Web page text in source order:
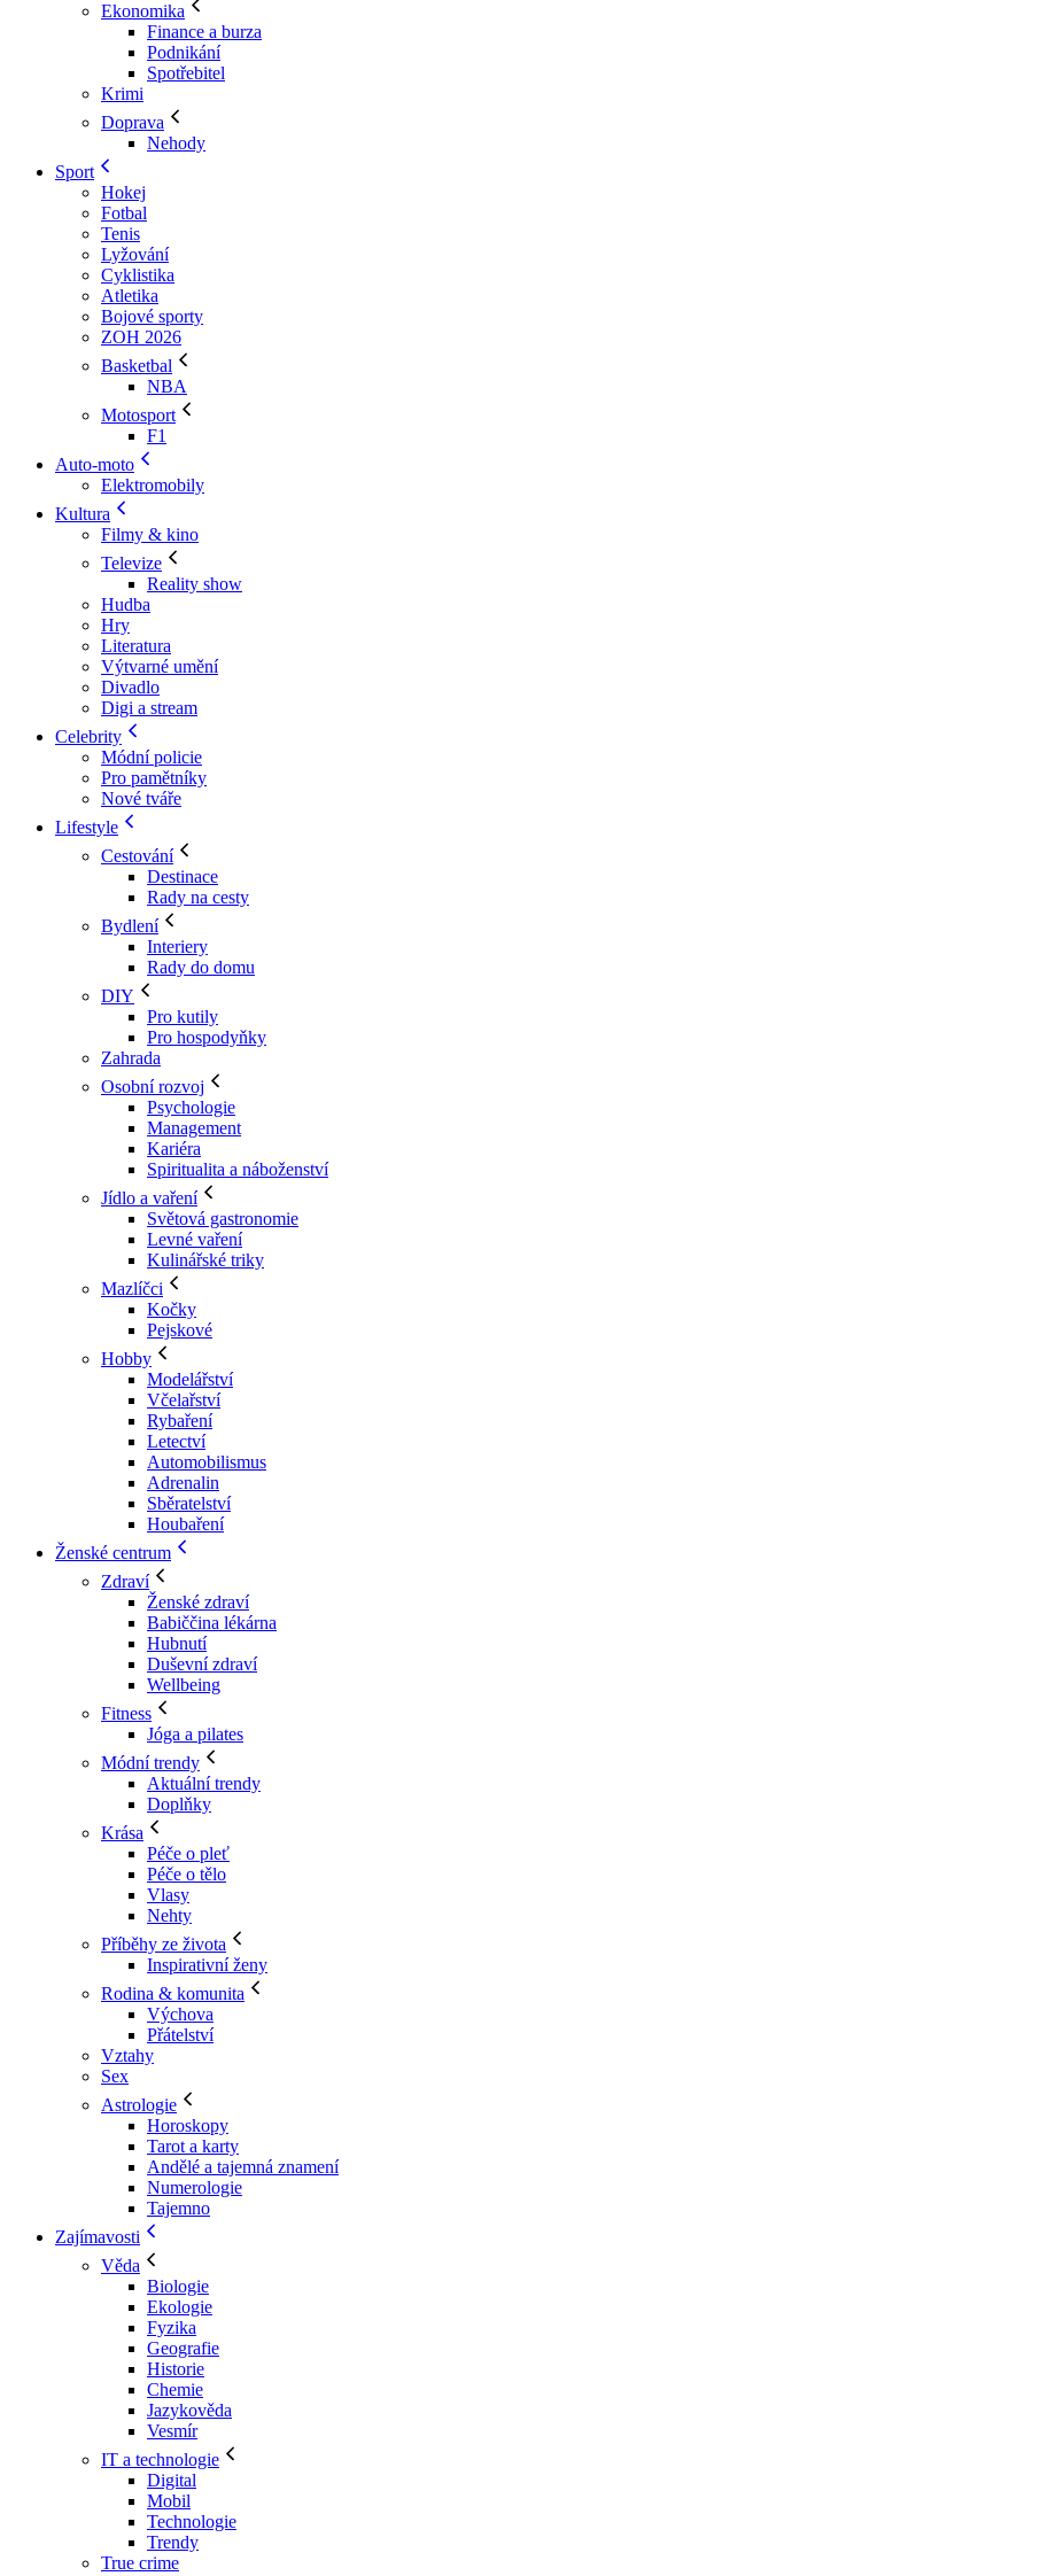
Ekonomika
Finance a burza
Podnikání
Spotřebitel
Krimi
Doprava
Nehody
Sport
Hokej
Fotbal
Tenis
Lyžování
Cyklistika
Atletika
Bojové sporty
ZOH 2026
Basketbal
NBA
Motosport
F1
Auto-moto
Elektromobily
Kultura
Filmy & kino
Televize
Reality show
Hudba
Hry
Literatura
Výtvarné umění
Divadlo
Digi a stream
Celebrity
Módní policie
Pro pamětníky
Nové tváře
Lifestyle
Cestování
Destinace
Rady na cesty
Bydlení
Interiery
Rady do domu
DIY
Pro kutily
Pro hospodyňky
Zahrada
Osobní rozvoj
Psychologie
Management
Kariéra
Spiritualita a náboženství
Jídlo a vaření
Světová gastronomie
Levné vaření
Kulinářské triky
Mazlíčci
Kočky
Pejskové
Hobby
Modelářství
Včelařství
Rybaření
Letectví
Automobilismus
Adrenalin
Sběratelství
Houbaření
Ženské centrum
Zdraví
Ženské zdraví
Babiččina lékárna
Hubnutí
Duševní zdraví
Wellbeing
Fitness
Jóga a pilates
Módní trendy
Aktuální trendy
Doplňky
Krása
Péče o pleť
Péče o tělo
Vlasy
Nehty
Příběhy ze života
Inspirativní ženy
Rodina & komunita
Výchova
Přátelství
Vztahy
Sex
Astrologie
Horoskopy
Tarot a karty
Andělé a tajemná znamení
Numerologie
Tajemno
Zajímavosti
Věda
Biologie
Ekologie
Fyzika
Geografie
Historie
Chemie
Jazykověda
Vesmír
IT a technologie
Digital
Mobil
Technologie
Trendy
True crime